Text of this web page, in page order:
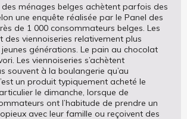
ménages belges achètent parfois des
une enquête réalisée par le Panel des
de 1 000 consommateurs belges. Les
des viennoiseries relativement plus
générations. Le pain au chocolat
Les viennoiseries s’achètent
souvent à la boulangerie qu’au
un produit typiquement acheté le
le dimanche, lorsque de
ont l’habitude de prendre un
avec leur famille ou reçoivent des